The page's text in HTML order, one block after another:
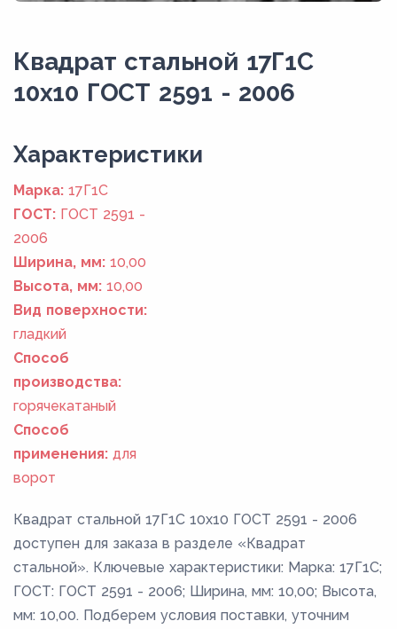
Квадрат стальной 17Г1С
10x10 ГОСТ 2591 - 2006
Xарактеристики
Марка: 17Г1С
ГОСТ: ГОСТ 2591 -
2006
Ширина, мм: 10,00
Высота, мм: 10,00
Вид поверхности:
гладкий
Способ
производства:
горячекатаный
Способ
применения: для
ворот
Квадрат стальной 17Г1С 10x10 ГОСТ 2591 - 2006
доступен для заказа в разделе «Квадрат
стальной». Ключевые характеристики: Марка: 17Г1С;
ГОСТ: ГОСТ 2591 - 2006; Ширина, мм: 10,00; Высота,
мм: 10,00. Подберем условия поставки, уточним